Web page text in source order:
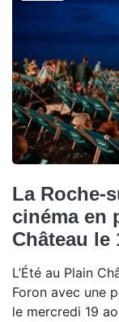
La Roche-
cinéma en
Château le
L’Été au Plain
Foron avec une
le mercredi 19